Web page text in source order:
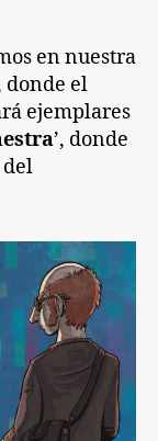
en nuestra
donde el
ejemplares
’, donde
del